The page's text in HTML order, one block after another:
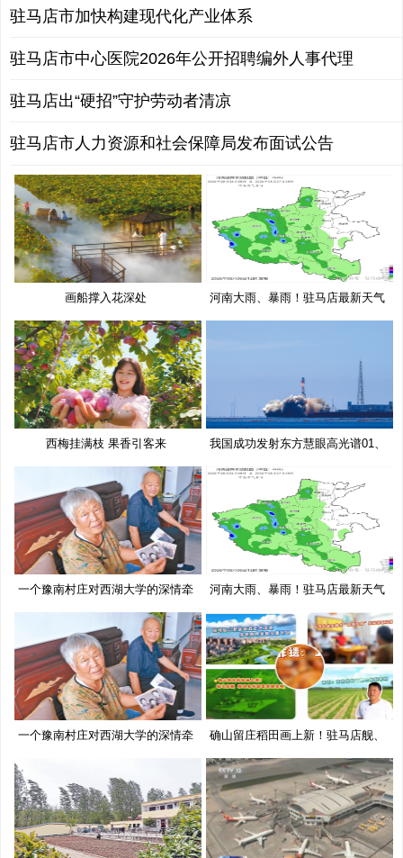
驻马店市加快构建现代化产业体系
驻马店市中心医院2026年公开招聘编外人事代理
驻马店出“硬招”守护劳动者清凉
驻马店市人力资源和社会保障局发布面试公告
画船撑入花深处
河南大雨、暴雨！驻马店最新天气
预
西梅挂满枝 果香引客来
我国成功发射东方慧眼高光谱01、
一个豫南村庄对西湖大学的深情牵
挂
河南大雨、暴雨！驻马店最新天气
预
一个豫南村庄对西湖大学的深情牵
确山留庄稻田画上新！驻马店舰、
移